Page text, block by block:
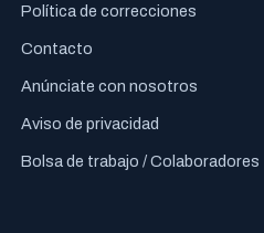
Política de correcciones
Contacto
Anúnciate con nosotros
Aviso de privacidad
Bolsa de trabajo / Colaboradores